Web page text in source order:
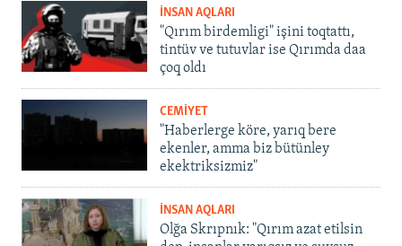
İNSAN AQLARI
"Qırım birdemligi" işini toqtattı,
tintüv ve tutuvlar ise Qırımda daa
çoq oldı
CEMİYET
"Haberlerge köre, yarıq bere
ekenler, amma biz bütünley
ekektriksizmiz"
İNSAN AQLARI
Olğa Skrıpnık: "Qırım azat etilsin